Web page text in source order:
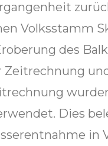
Volksstamm
des
Dies
in